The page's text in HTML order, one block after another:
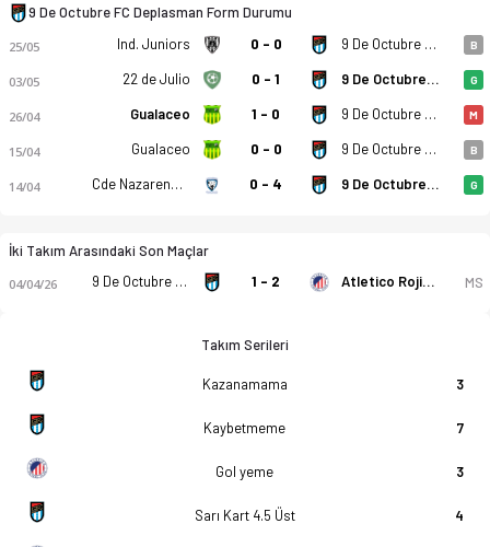
9 De Octubre FC Deplasman Form Durumu
25/05 Ind. Juniors 0 - 0 9 De Octubre FC B
03/05 22 de Julio 0 - 1 9 De Octubre FC G
26/04 Gualaceo 1 - 0 9 De Octubre FC M
15/04 Gualaceo 0 - 0 9 De Octubre FC B
14/04 Cde Nazareno FC 0 - 4 9 De Octubre FC G
İki Takım Arasındaki Son Maçlar
04/04/26 9 De Octubre FC 1 - 2 Atletico Rojiblanco MS
Takım Serileri
Kazanamama 3
Kaybetmeme 7
Gol yeme 3
Sarı Kart 4.5 Üst 4